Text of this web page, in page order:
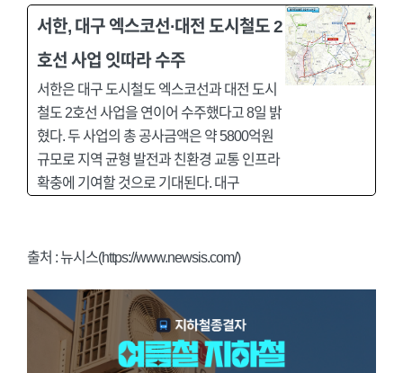
서한, 대구 엑스코선·대전 도시철도 2
호선 사업 잇따라 수주
서한은 대구 도시철도 엑스코선과 대전 도시
철도 2호선 사업을 연이어 수주했다고 8일 밝
혔다. 두 사업의 총 공사금액은 약 5800억원
규모로 지역 균형 발전과 친환경 교통 인프라
확충에 기여할 것으로 기대된다. 대구
출처 : 뉴시스(https://www.newsis.com/)